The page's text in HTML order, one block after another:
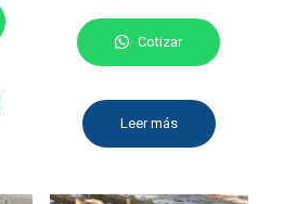
Cotizar
Leer más